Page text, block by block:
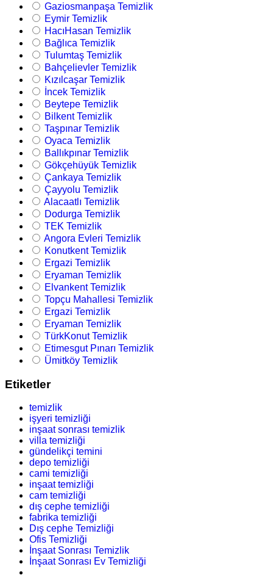
Gaziosmanpaşa Temizlik
Eymir Temizlik
HacıHasan Temizlik
Bağlıca Temizlik
Tulumtaş Temizlik
Bahçelievler Temizlik
Kızılcaşar Temizlik
İncek Temizlik
Beytepe Temizlik
Bilkent Temizlik
Taşpınar Temizlik
Oyaca Temizlik
Ballıkpınar Temizlik
Gökçehüyük Temizlik
Çankaya Temizlik
Çayyolu Temizlik
Alacaatlı Temizlik
Dodurga Temizlik
TEK Temizlik
Angora Evleri Temizlik
Konutkent Temizlik
Ergazi Temizlik
Eryaman Temizlik
Elvankent Temizlik
Topçu Mahallesi Temizlik
Ergazi Temizlik
Eryaman Temizlik
TürkKonut Temizlik
Etimesgut Pınarı Temizlik
Ümitköy Temizlik
Etiketler
temizlik
işyeri temizliği
inşaat sonrası temizlik
villa temizliği
gündelikçi temini
depo temizliği
cami temizliği
inşaat temizliği
cam temizliği
dış cephe temizliği
fabrika temizliği
Dış cephe Temizliği
Ofis Temizliği
İnşaat Sonrası Temizlik
İnşaat Sonrası Ev Temizliği